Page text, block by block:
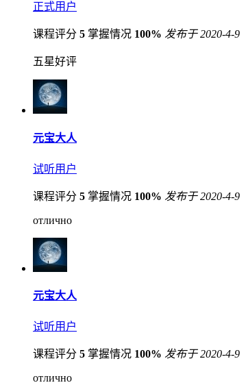
正式用户
课程评分 5 掌握情况 100% 发布于 2020-4-9
五星好评
元宝大人
试听用户
课程评分 5 掌握情况 100% 发布于 2020-4-9
отлично
元宝大人
试听用户
课程评分 5 掌握情况 100% 发布于 2020-4-9
отлично